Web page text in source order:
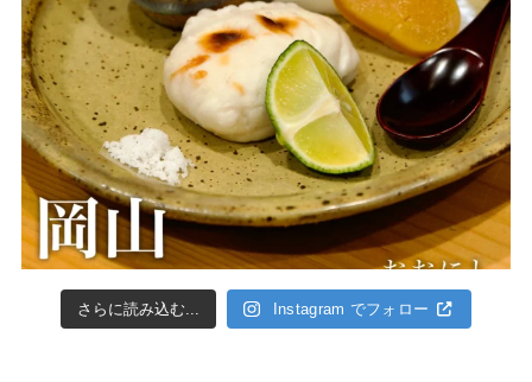
さらに読み込む... Instagram でフォロー